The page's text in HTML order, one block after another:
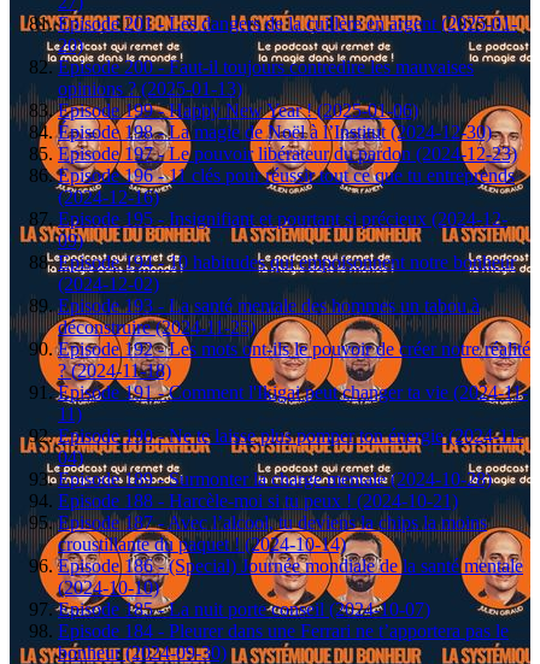
Episode 201 - Les dangers de la cuillère en argent (2025-01-
20)
Episode 200 - Faut-il toujours contredire les mauvaises
opinions ? (2025-01-13)
Episode 199 - Happy New Year ! (2025-01-06)
Épisode 198 - La magie de Noël à l’Institut (2024-12-30)
Episode 197 - Le pouvoir libérateur du pardon (2024-12-23)
Episode 196 - 11 clés pour réussir tout ce que tu entreprends
(2024-12-16)
Episode 195 - Insignifiant et pourtant si précieux (2024-12-
09)
Episode 194 - 10 habitudes qui empoisonnent notre bonheur
(2024-12-02)
Episode 193 - La santé mentale des hommes un tabou à
déconstruire (2024-11-25)
Episode 192 - Les mots ont-ils le pouvoir de créer notre réalité
? (2024-11-18)
Episode 191 - Comment l'Ikigai peut changer ta vie (2024-11-
11)
Episode 190 - Ne te laisse plus pomper ton énergie (2024-11-
04)
Episode 189 - Surmonter la charge mentale (2024-10-28)
Episode 188 - Harcèle-moi si tu peux ! (2024-10-21)
Episode 187 - Avec l’alcool, tu deviens la chips la moins
croustillante du paquet ! (2024-10-14)
Episode 186 - (Special) Journée mondiale de la santé mentale
(2024-10-10)
Episode 185 - La nuit porte conseil (2024-10-07)
Episode 184 - Pleurer dans une Ferrari ne t’apportera pas le
bonheur (2024-09-30)